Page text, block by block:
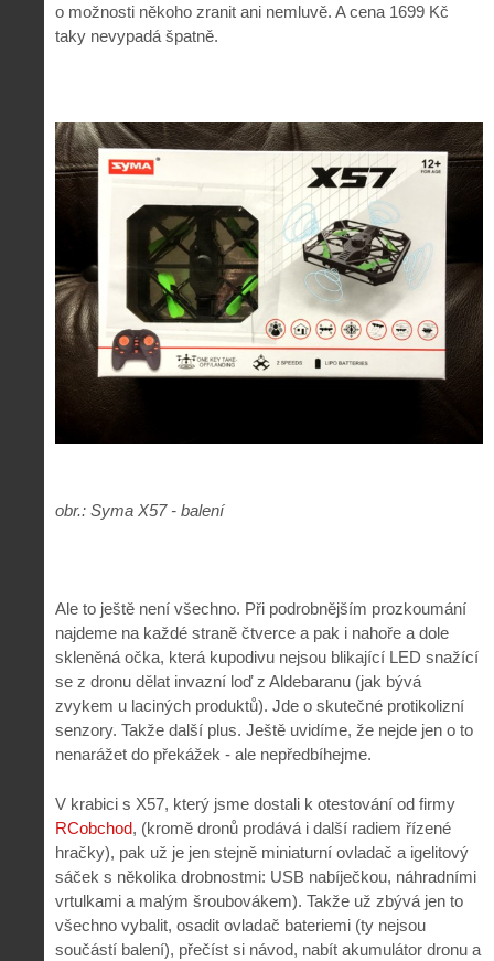
o možnosti někoho zranit ani nemluvě. A cena 1699 Kč
taky nevypadá špatně.
obr.: Syma X57 - balení
Ale to ještě není všechno. Při podrobnějším prozkoumání
najdeme na každé straně čtverce a pak i nahoře a dole
skleněná očka, která kupodivu nejsou blikající LED snažící
se z dronu dělat invazní loď z Aldebaranu (jak bývá
zvykem u laciných produktů). Jde o skutečné protikolizní
senzory. Takže další plus. Ještě uvidíme, že nejde jen o to
nenarážet do překážek - ale nepředbíhejme.
V krabici s X57, který jsme dostali k otestování od firmy
RCobchod, (kromě dronů prodává i další radiem řízené
hračky), pak už je jen stejně miniaturní ovladač a igelitový
sáček s několika drobnostmi: USB nabíječkou, náhradními
vrtulkami a malým šroubovákem). Takže už zbývá jen to
všechno vybalit, osadit ovladač bateriemi (ty nejsou
součástí balení), přečíst si návod, nabít akumulátor dronu a